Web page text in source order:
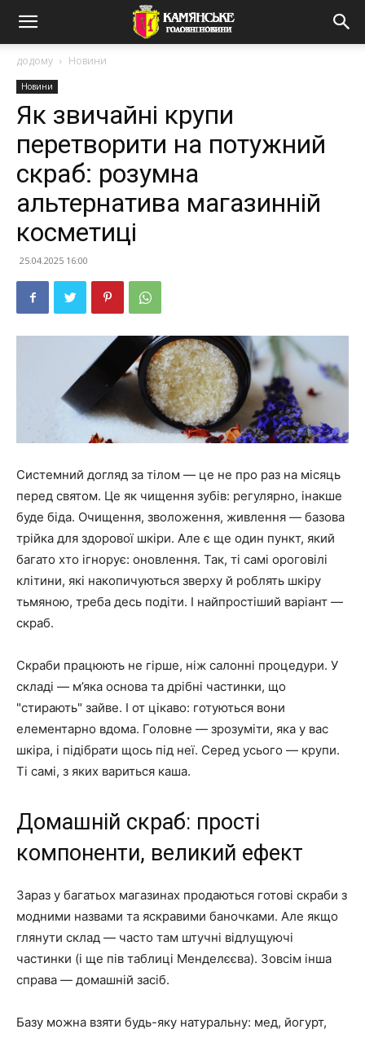
додому Новини
Новини
Як звичайні крупи
перетворити на потужний
скраб: розумна
альтернатива магазинній
косметиці
25.04.2025 16:00
Системний догляд за тілом — це не про раз на місяць
перед святом. Це як чищення зубів: регулярно, інакше
буде біда. Очищення, зволоження, живлення — базова
трійка для здорової шкіри. Але є ще один пункт, який
багато хто ігнорує: оновлення. Так, ті самі ороговілі
клітини, які накопичуються зверху й роблять шкіру
тьмяною, треба десь подіти. І найпростіший варіант —
скраб.
Скраби працюють не гірше, ніж салонні процедури. У
складі — м’яка основа та дрібні частинки, що
"стирають" зайве. І от цікаво: готуються вони
елементарно вдома. Головне — зрозуміти, яка у вас
шкіра, і підібрати щось під неї. Серед усього — крупи.
Ті самі, з яких вариться каша.
Домашній скраб: прості
компоненти, великий ефект
Зараз у багатьох магазинах продаються готові скраби з
модними назвами та яскравими баночками. Але якщо
глянути склад — часто там штучні відлущуючі
частинки (і ще пів таблиці Менделєєва). Зовсім інша
справа — домашній засіб.
Базу можна взяти будь-яку натуральну: мед, йогурт,